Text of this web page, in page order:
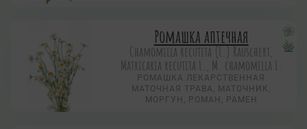
Ромашка аптечная
Chamomilla recutita (L.) Rauschert,
Matricaria recutita L., M. chamomilla L.
РОМАШКА ЛЕКАРСТВЕННАЯ
МАТОЧНАЯ ТРАВА, МАТОЧНИК,
МОРГУН, РОМАН, РАМЕН